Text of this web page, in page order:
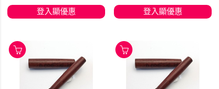
登入顯優惠 登入顯優惠